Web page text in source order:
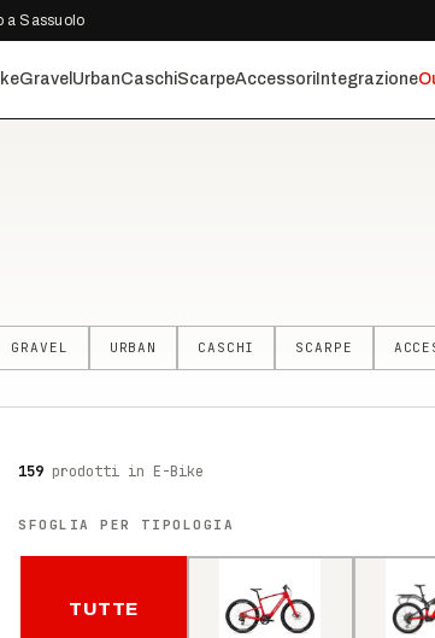
a Sassuolo
Gravel UrbanCaschiScarpeAccessoriIntegrazione
GRAVEL URBAN CASCHI SCARPE
159 prodotti in E-Bike
SFOGLIA PER TIPOLOGIA
TUTTE